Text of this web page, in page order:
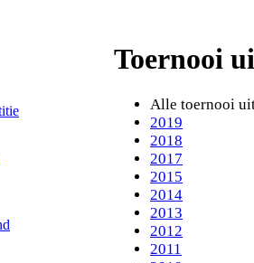
Toernooi
Alle toernooi
2019
2018
2017
2015
2014
2013
2012
2011